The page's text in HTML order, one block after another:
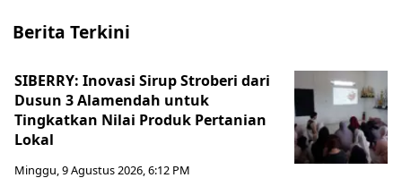
Berita Terkini
SIBERRY: Inovasi Sirup Stroberi dari
Dusun 3 Alamendah untuk
Tingkatkan Nilai Produk Pertanian
Lokal
Minggu, 9 Agustus 2026, 6:12 PM